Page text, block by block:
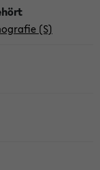
(S)